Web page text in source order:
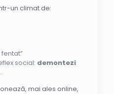
un climat de:
social: demontezi
mai ales online,